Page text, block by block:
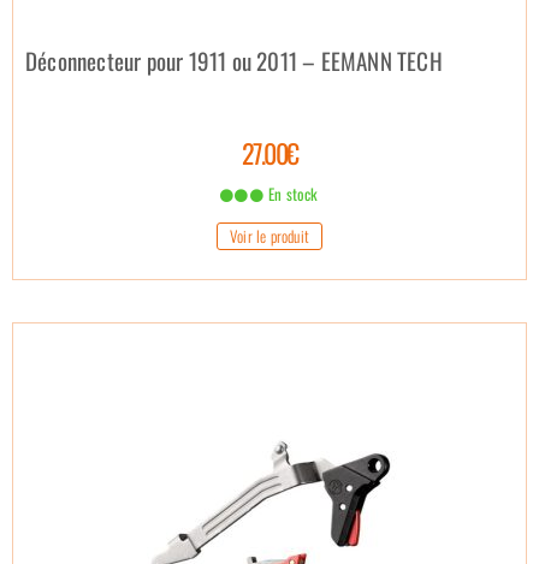
Déconnecteur pour 1911 ou 2011 – EEMANN TECH
27.00€
En stock
Voir le produit